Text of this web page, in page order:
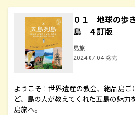
０１ 地球の歩
島 ４訂版
島旅
2024.07.04 発売
ようこそ！世界遺産の教会、絶品島ご
ど、島の人が教えてくれた五島の魅力
島旅へ。